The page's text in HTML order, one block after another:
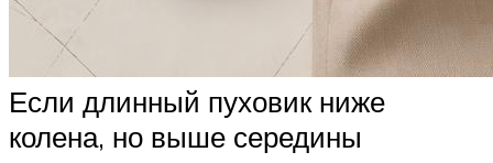
Если длинный пуховик ниже
колена, но выше середины